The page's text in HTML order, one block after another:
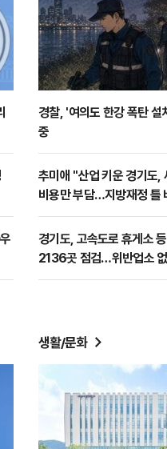
경찰, '여의도 한강 폭탄 설
중
추미애 "산업 키운 경기도,
비용만 부담…지방재정 틀
경기도, 고속도로 휴게소
2136곳 점검…위반업소
생활/문화